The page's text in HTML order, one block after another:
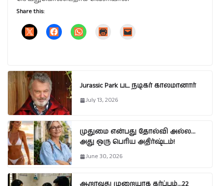
Share this:
Jurassic Park பட நடிகர் காலமானார்
July 13, 2026
முதுமை என்பது தோல்வி அல்ல…
அது ஒரு பெரிய அதிர்ஷ்டம்!
June 30, 2026